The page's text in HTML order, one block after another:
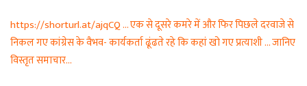
https://shorturl.at/ajqCQ … एक से दूसरे कमरे में और फिर पिछले दरवाजे से
निकल गए कांग्रेस के वैभव- कार्यकर्ता ढूंढते रहे कि कहां खो गए प्रत्याशी … जानिए
विस्तृत समाचार…